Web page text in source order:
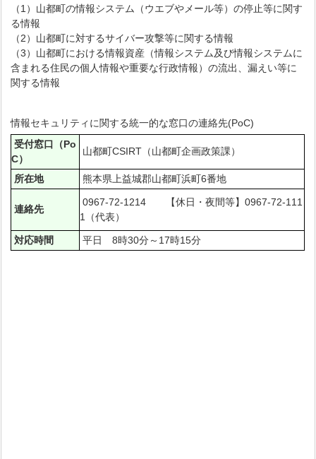
（1）山都町の情報システム（ウエブやメール等）の停止等に関す
る情報
（2）山都町に対するサイバー攻撃等に関する情報
（3）山都町における情報資産（情報システム及び情報システムに
含まれる住民の個人情報や重要な行政情報）の流出、漏えい等に
関する情報
情報セキュリティに関する統一的な窓口の連絡先(PoC)
受付窓口（Po
C）
山都町CSIRT（山都町企画政策課）
所在地 熊本県上益城郡山都町浜町6番地
連絡先
0967-72-1214 【休日・夜間等】0967-72-111
1（代表）
対応時間 平日 8時30分～17時15分